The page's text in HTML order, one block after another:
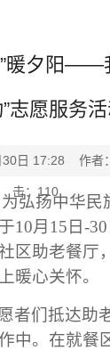
”暖夕阳——
志愿服务
月30日 17:28
击： 110
为弘扬中华民
于10月15日-30
区助老餐厅，
暖心关怀。
者们抵达助
中。在就餐